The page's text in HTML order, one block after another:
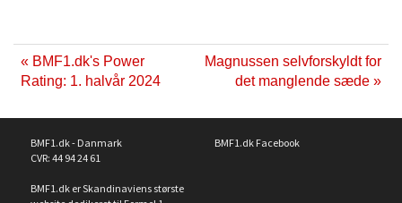
« BMF1.dk's Power
Rating: 1. halvår 2024
Magnussen selvforskyldt for
det manglende sæde »
BMF1.dk - Danmark
CVR: 44 94 24 61
BMF1.dk er Skandinaviens største
BMF1.dk Facebook